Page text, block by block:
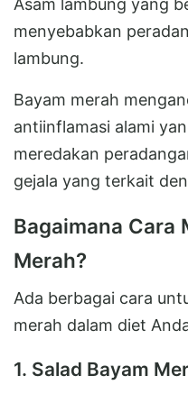
menyebabkan
lambung.
Bayam merah
antiinflamasi alami
meredakan
gejala yang terkait
Bagaimana Cara
Merah?
Ada berbagai cara
merah dalam diet
1. Salad Bayam